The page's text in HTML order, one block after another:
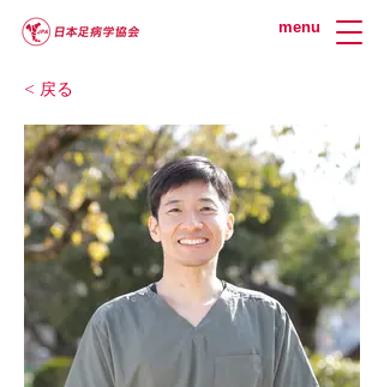
menu
< 戻る